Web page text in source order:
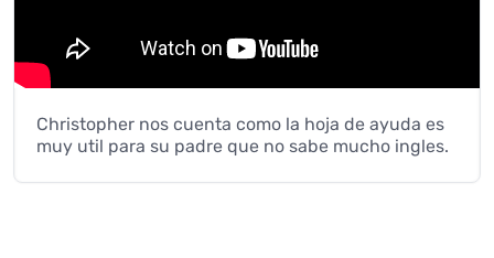
Christopher nos cuenta como la hoja de ayuda es
muy util para su padre que no sabe mucho ingles.